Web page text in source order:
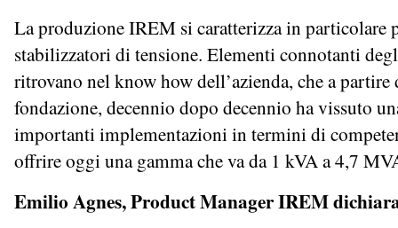
La produzione IREM si caratterizza in particolare
stabilizzatori di tensione. Elementi connotanti
ritrovano nel know how dell’azienda, che a partire
fondazione, decennio dopo decennio ha vissuto
importanti implementazioni in termini di
offrire oggi una gamma che va da 1 kVA a 4,7
Emilio Agnes, Product Manager IREM